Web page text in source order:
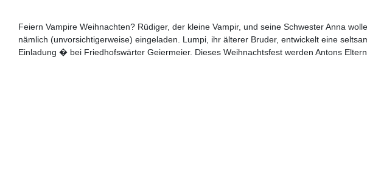
Feiern Vampire Weihnachten? Rüdiger, der kleine Vampir, und seine Schwester Anna
nämlich (unvorsichtigerweise) eingeladen. Lumpi, ihr älterer Bruder, entwickelt eine
Einladung � bei Friedhofswärter Geiermeier. Dieses Weihnachtsfest werden Antons